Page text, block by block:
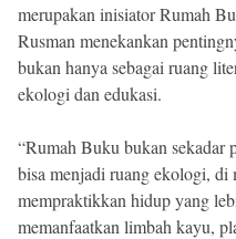
merupakan inisiator Rumah
Rusman menekankan
bukan hanya sebagai ruang
ekologi dan edukasi.
“Rumah Buku bukan sekadar
bisa menjadi ruang ekologi, di
mempraktikkan hidup yang
memanfaatkan limbah kayu,